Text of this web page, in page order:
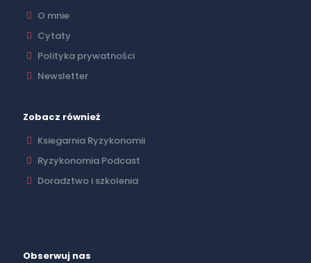
O mnie
Cytaty
Polityka prywatności
Newsletter
Zobacz również
Ksiegarnia Ryzykonomii
Ryzykonomia Podcast
Doradztwo i szkolenia
Obserwuj nas